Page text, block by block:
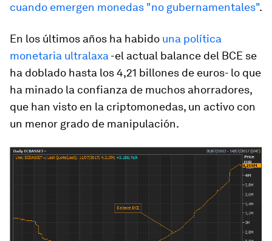
cuando emergen monedas "no gubernamentales".
En los últimos años ha habido una política
monetaria ultralaxa-el actual balance del BCE se
ha doblado hasta los 4,21 billones de euros- lo que
ha minado la confianza de muchos ahorradores,
que han visto en la criptomonedas, un activo con
un menor grado de manipulación.